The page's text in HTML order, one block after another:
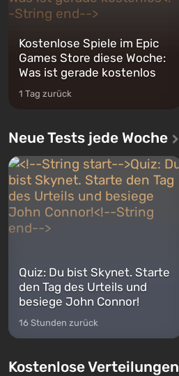
Kostenlose Spiele im Epic
Games Store diese Woche:
Was ist gerade kostenlos
1 Tag zurück
Neue Tests jede Woche
Quiz: Du bist Skynet. Starte
den Tag des Urteils und
besiege John Connor!
16 Stunden zurück
Kostenlose Verteilungen